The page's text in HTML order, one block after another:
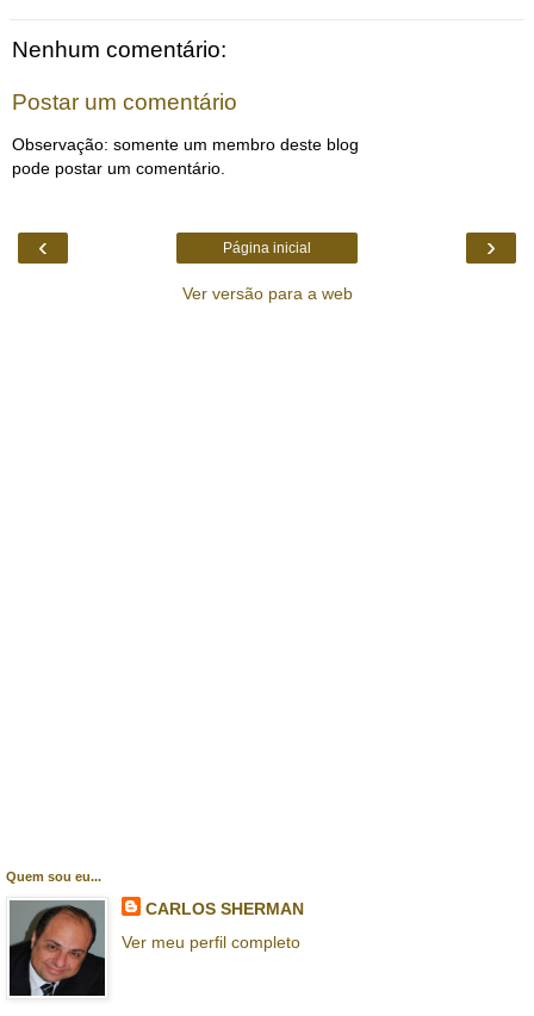
Nenhum comentário:
Postar um comentário
Observação: somente um membro deste blog
pode postar um comentário.
‹ ›
Página inicial
Ver versão para a web
Quem sou eu...
CARLOS SHERMAN
Ver meu perfil completo